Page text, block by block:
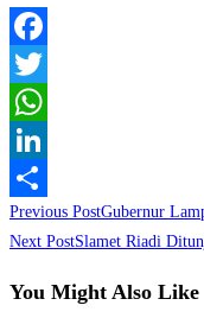
Facebook
Twitter
WhatsApp
LinkedIn
Share
Read
more
articles
Previous PostGubernur
Next PostSlamet Riadi
You Might Also Like